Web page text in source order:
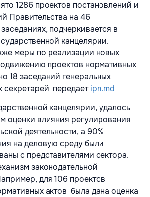
1286 проектов постановлений и
Правительства на 46
подчеркивается в
канцелярии.
меры по реализации новых
проектов нормативных
18 заседаний генеральных
секретарей, передаетipn.md
канцелярии, удалось
оценки влияния регулирования
деятельности, а 90%
на деловую среду были
с представителями сектора.
законодательной
для 106 проектов
актов была дана оценка